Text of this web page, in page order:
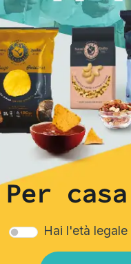
Per
Hai l'età legale